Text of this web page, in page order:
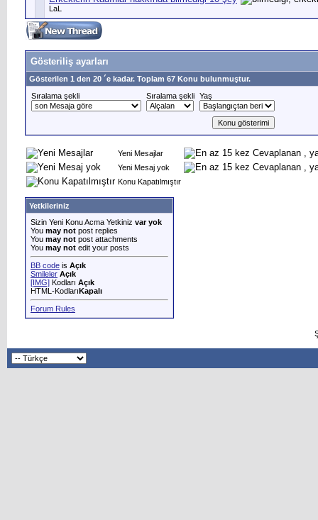
LaL
Gösteriliş ayarları
Gösterilen 1 den 20 ´e kadar. Toplam 67 Konu bulunmuştur.
Sıralama şekli
Sıralama şekli Yaş
Yeni Mesajlar
Yeni Mesaj yok
Konu Kapatılmıştır
Yetkileriniz
Sizin Yeni Konu Acma Yetkiniz var yok
You may not post replies
You may not post attachments
You may not edit your posts
BB code is Açık
Smileler Açık
[IMG] Kodları Açık
HTML-KodlarıKapalı
Forum Rules